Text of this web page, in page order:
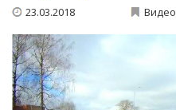
23.03.2018 Видео